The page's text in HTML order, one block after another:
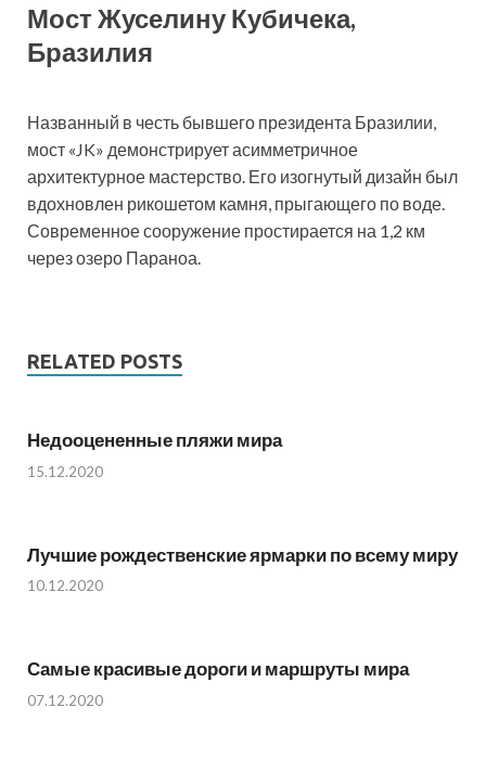
Мост Жуселину Кубичека,
Бразилия
Названный в честь бывшего президента Бразилии,
мост «JK» демонстрирует асимметричное
архитектурное мастерство. Его изогнутый дизайн был
вдохновлен рикошетом камня, прыгающего по воде.
Современное сооружение простирается на 1,2 км
через озеро Параноа.
RELATED POSTS
Недооцененные пляжи мира
15.12.2020
Лучшие рождественские ярмарки по всему миру
10.12.2020
Самые красивые дороги и маршруты мира
07.12.2020